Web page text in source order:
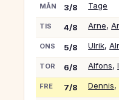
MÅN 3/8 Tage
TIS 4/8 Arne,
ONS 5/8 Ulrik,
TOR 6/8 Alfons,
FRE 7/8 Dennis,